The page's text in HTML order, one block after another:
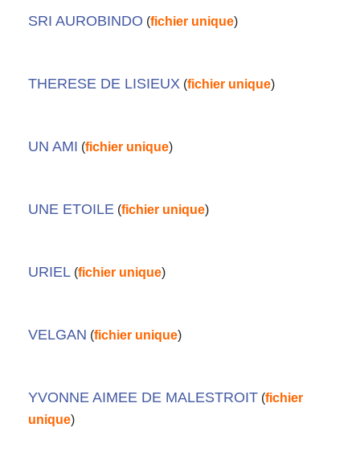
SRI AUROBINDO (fichier unique)
THERESE DE LISIEUX (fichier unique)
UN AMI (fichier unique)
UNE ETOILE (fichier unique)
URIEL (fichier unique)
VELGAN (fichier unique)
YVONNE AIMEE DE MALESTROIT (fichier
unique)